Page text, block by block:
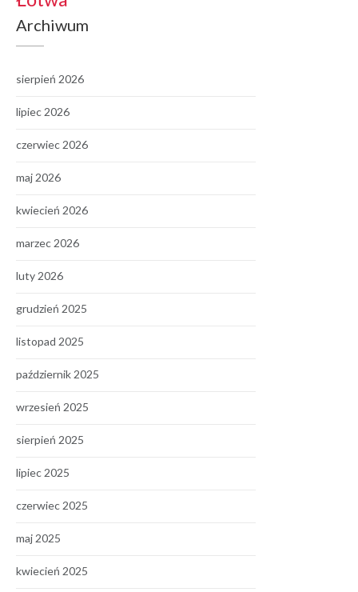
Archiwum
sierpień 2026
lipiec 2026
czerwiec 2026
maj 2026
kwiecień 2026
marzec 2026
luty 2026
grudzień 2025
listopad 2025
październik 2025
wrzesień 2025
sierpień 2025
lipiec 2025
czerwiec 2025
maj 2025
kwiecień 2025